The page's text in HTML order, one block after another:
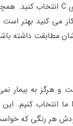
می کنید بهتر
مطابقت داشته
و هرگز به بیمار
ما انتخاب کنیم.
هر رنگی که